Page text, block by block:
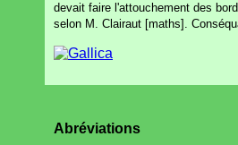
devait faire l'attouchement des
selon M. Clairaut [maths].
Abréviations